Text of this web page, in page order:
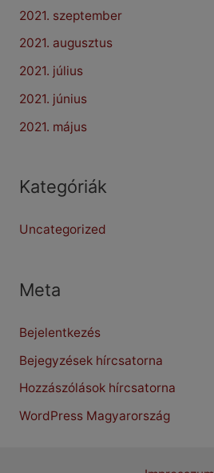
2021. szeptember
2021. augusztus
2021. július
2021. június
2021. május
Kategóriák
Uncategorized
Meta
Bejelentkezés
Bejegyzések hírcsatorna
Hozzászólások hírcsatorna
WordPress Magyarország